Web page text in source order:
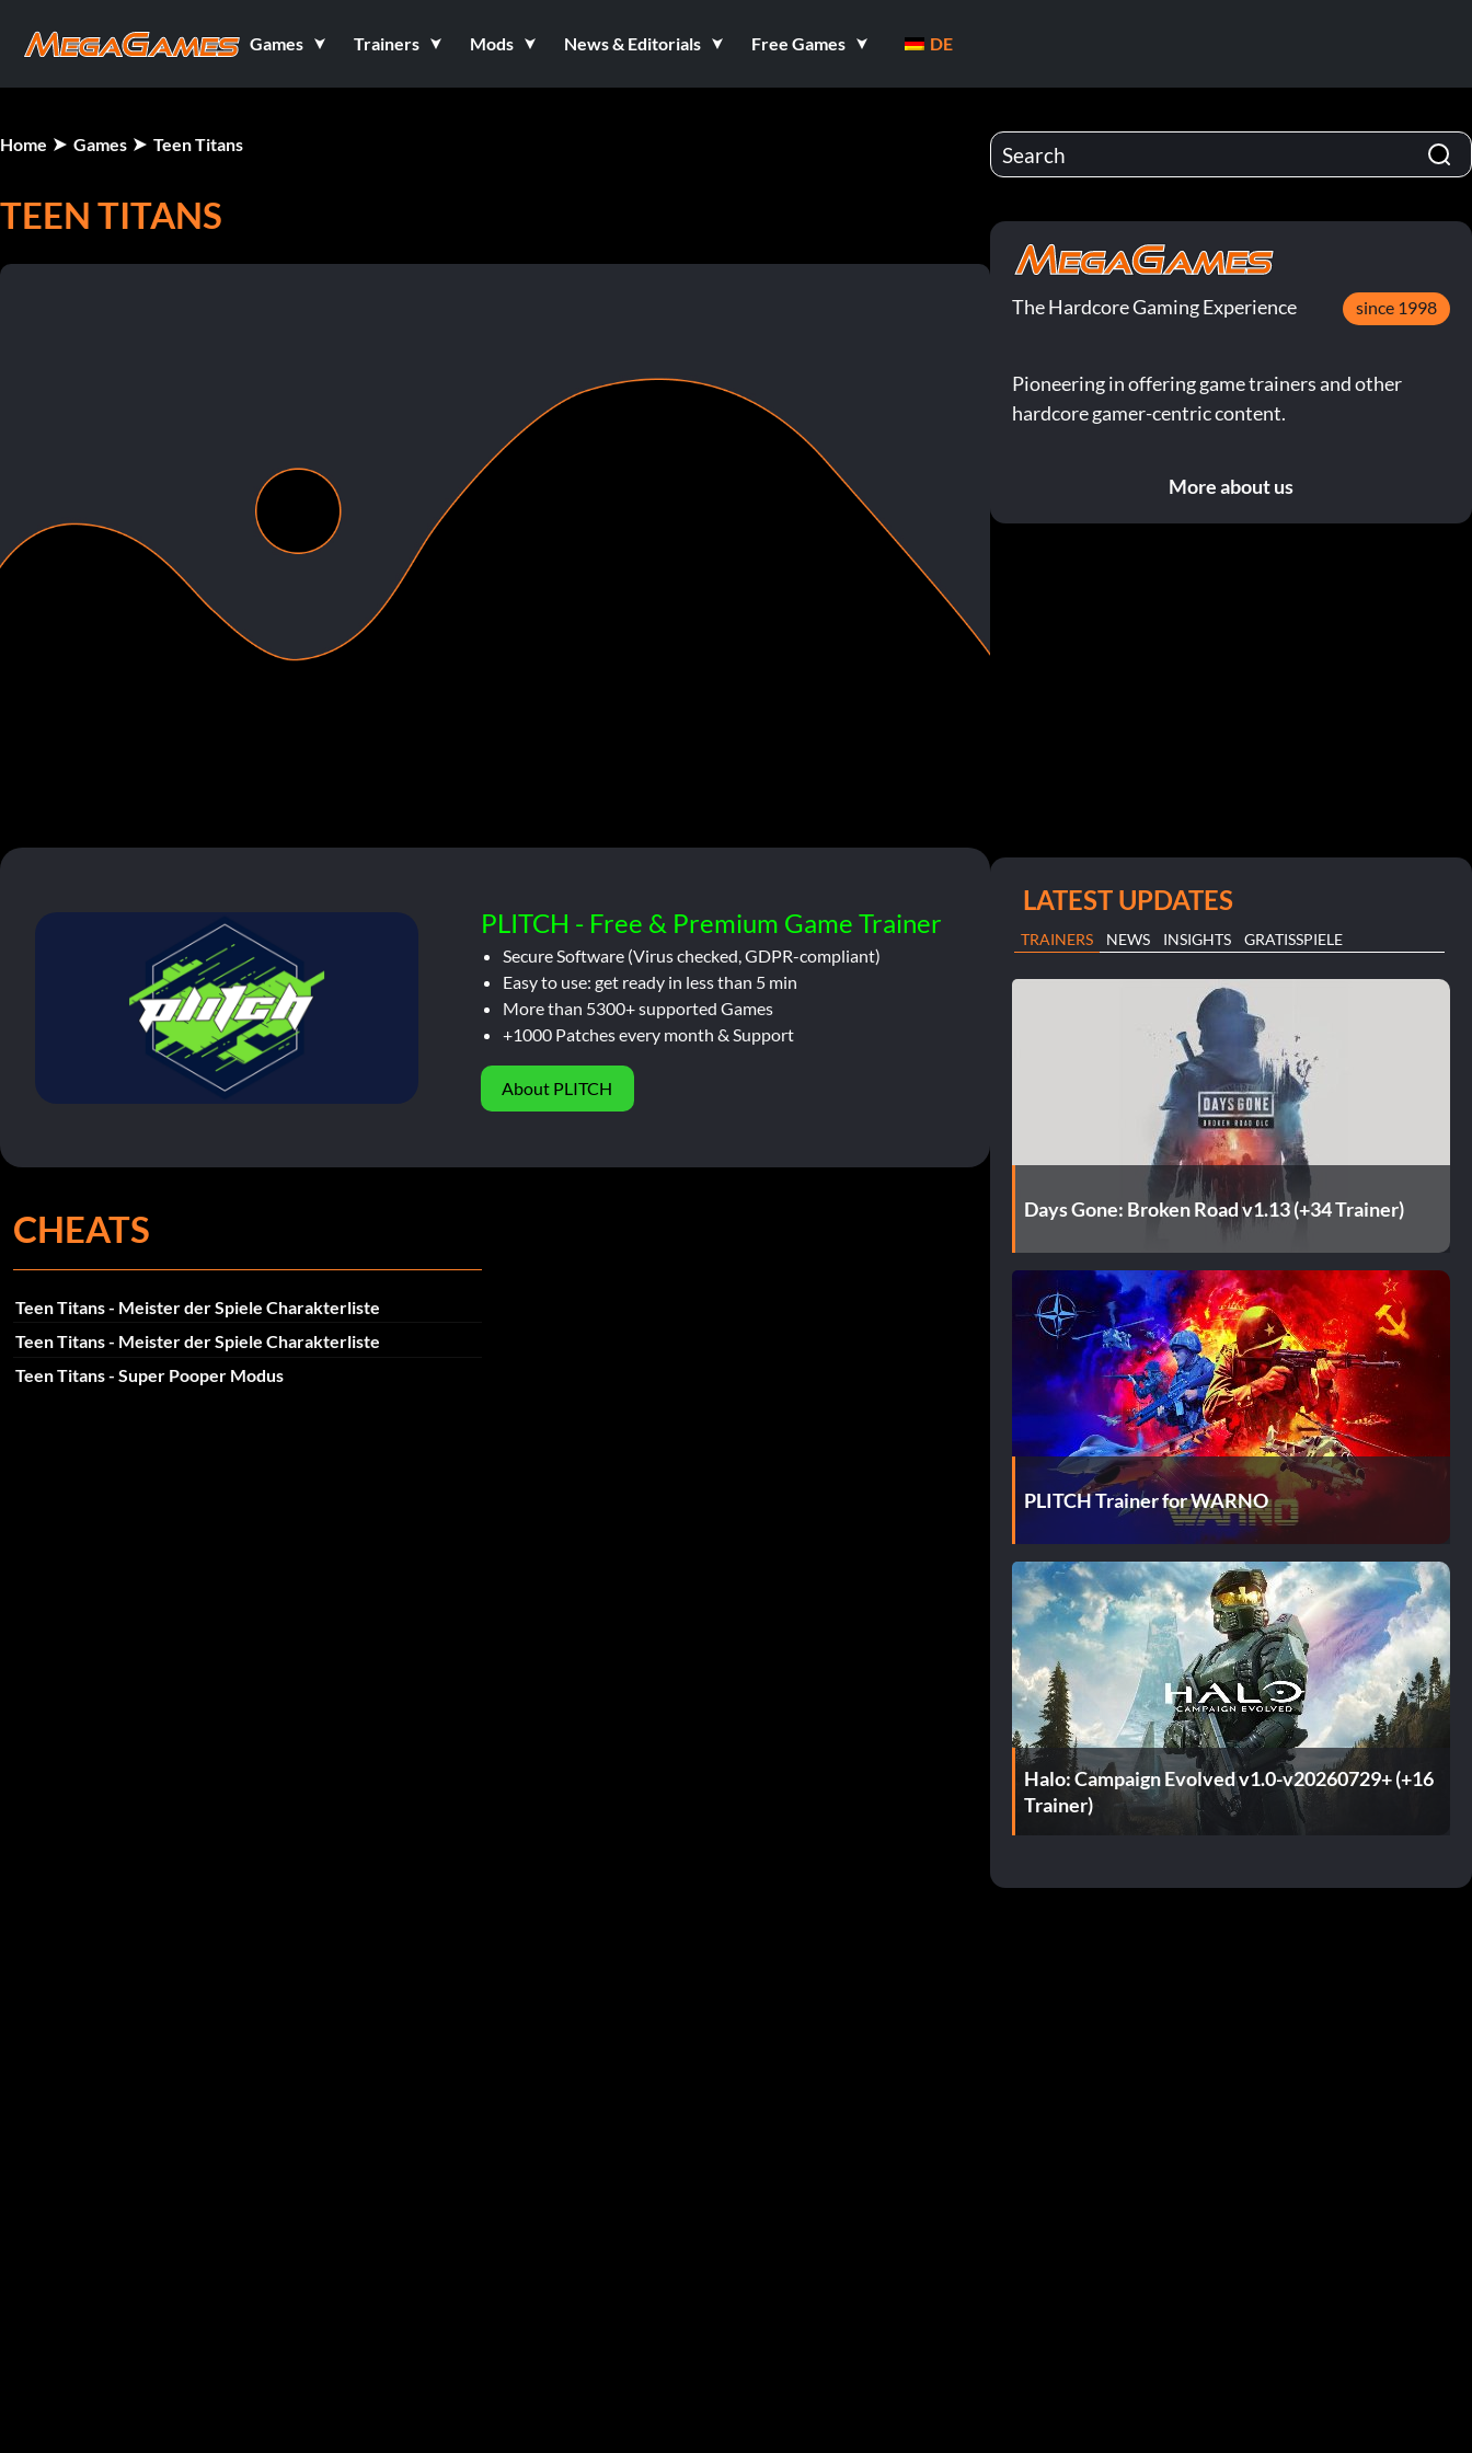
Games Trainers Mods News & Editorials Free Games DE
Home Games Teen Titans
TEEN TITANS
PLITCH - Free & Premium Game Trainer
Secure Software (Virus checked, GDPR-compliant)
Easy to use: get ready in less than 5 min
More than 5300+ supported Games
+1000 Patches every month & Support
About PLITCH
CHEATS
Teen Titans - Meister der Spiele Charakterliste
Teen Titans - Meister der Spiele Charakterliste
Teen Titans - Super Pooper Modus
The Hardcore Gaming Experience since 1998
Pioneering in offering game trainers and other
hardcore gamer-centric content.
More about us
LATEST UPDATES
TRAINERS NEWS INSIGHTS GRATISSPIELE
Days Gone: Broken Road v1.13 (+34 Trainer)
PLITCH Trainer for WARNO
Halo: Campaign Evolved v1.0-v20260729+ (+16
Trainer)